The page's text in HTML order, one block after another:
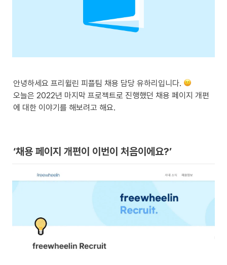
안녕하세요 프리윌린 피플팀 채용 담당 유하리입니다.
오늘은 2022년 마지막 프로젝트로 진행했던 채용 페이지 개편
에 대한 이야기를 해보려고 해요.
‘채용 페이지 개편이 이번이 처음이에요?’